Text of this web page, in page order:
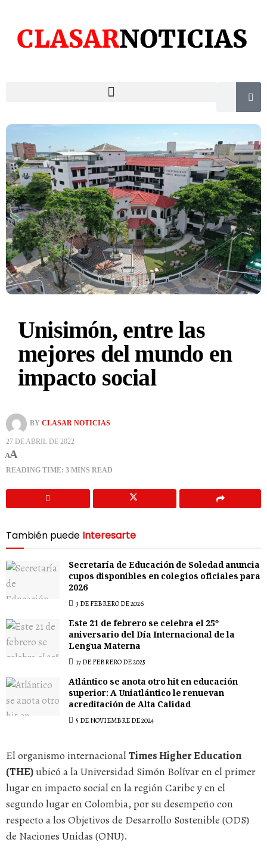
Unisimón, entre las
mejores del mundo en
impacto social
BY CLASAR NOTICIAS
27 DE ABRIL DE 2022
AA
READING TIME: 3 MINS READ
También puede Interesarte
Secretaría de Educación de Soledad anuncia
cupos disponibles en colegios oficiales para
2026
3 DE FEBRERO DE 2026
Este 21 de febrero se celebra el 25º
aniversario del Día Internacional de la
Lengua Materna
17 DE FEBRERO DE 2025
Atlántico se anota otro hit en educación
superior: A Uniatlántico le renuevan
acreditación de Alta Calidad
5 DE NOVIEMBRE DE 2024
El organismo internacionalTimes Higher Education
(THE)ubicó a la Universidad Simón Bolívar en el primer
lugar en impacto social en la región Caribe y en el
segundo lugar en Colombia, por su desempeño con
respecto a los Objetivos de Desarrollo Sostenible (ODS)
de Naciones Unidas (ONU).